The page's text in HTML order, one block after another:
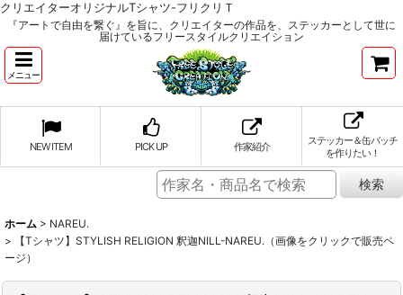
クリエイターオリジナルTシャツ-フリクリＴ
『アートで自由を繋ぐ』を旨に、クリエイターの作品を、ステッカーとして世に
届けているフリースタイルクリエイション
メニュー
NEW ITEM PICK UP 作家紹介
ステッカー＆缶バッチ
を作りたい！
ホーム > NAREU.
>
【Tシャツ】STYLISH RELIGION 釈迦NILL-NAREU.（画像をクリックで販売ペ
ージ）